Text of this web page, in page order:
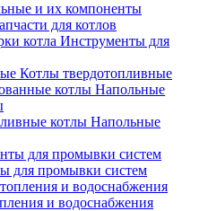
и их компоненты
для котлов
Инструменты для
Котлы твердотопливные
Напольные
Напольные
для промывки систем
и водоснабжения